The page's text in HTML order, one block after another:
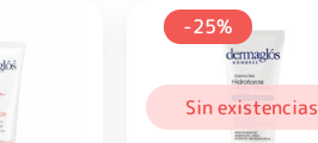
-25%
Sin existencias